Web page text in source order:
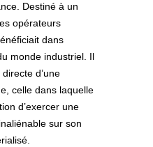
Destiné à un
opérateurs
dans
monde industriel. Il
d’une
celle dans laquelle
d’exercer une
sur son